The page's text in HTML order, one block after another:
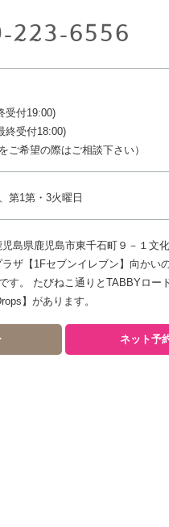
223-6556
受付19:00)
終受付18:00)
ご希望の際はご相談下さい）
第1第・3火曜日
島県鹿児島市東千石町９－１文
ザ【1Fセブンイレブン】向かい
す。 たびねこ通りとTABBYロー
】があります。
ネット予